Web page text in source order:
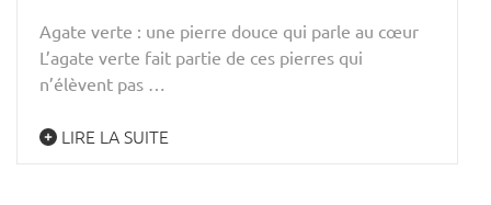
Agate verte : une pierre douce qui parle au cœur
L’agate verte fait partie de ces pierres qui
n’élèvent pas …
LIRE LA SUITE